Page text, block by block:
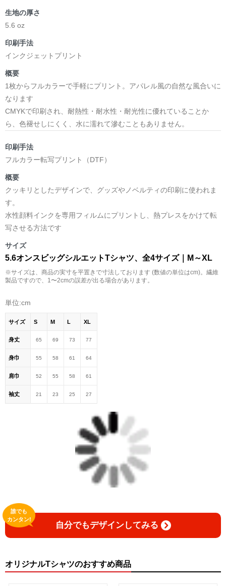
生地の厚さ
5.6 oz
印刷手法
インクジェットプリント
概要
1枚からフルカラーで手軽にプリント。アパレル風の自然な風合いに
なります
CMYKで印刷され、耐熱性・耐水性・耐光性に優れていることか
ら、色褪せしにくく、水に濡れて滲むこともありません。
印刷手法
フルカラー転写プリント（DTF）
概要
クッキリとしたデザインで、グッズやノベルティの印刷に使われま
す。
水性顔料インクを専用フィルムにプリントし、熱プレスをかけて転
写させる方法です
サイズ
5.6オンスビッグシルエットTシャツ、全4サイズ｜M～XL
※サイズは、商品の実寸を平置きで寸法しております (数値の単位はcm)。繊維
製品ですので、1〜2cmの誤差が出る場合があります。
単位:cm
サイズ S M L XL
身丈 65 69 73 77
身巾 55 58 61 64
肩巾 52 55 58 61
袖丈 21 23 25 27
自分でもデザインしてみる
誰でも
カンタン!
オリジナルTシャツのおすすめ商品